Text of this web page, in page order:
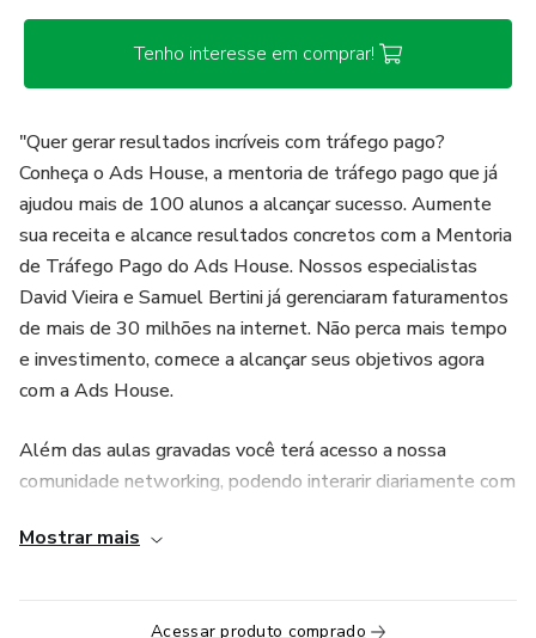
Tenho interesse em comprar!
"Quer gerar resultados incríveis com tráfego pago?
Conheça o Ads House, a mentoria de tráfego pago que já
ajudou mais de 100 alunos a alcançar sucesso. Aumente
sua receita e alcance resultados concretos com a Mentoria
de Tráfego Pago do Ads House. Nossos especialistas
David Vieira e Samuel Bertini já gerenciaram faturamentos
de mais de 30 milhões na internet. Não perca mais tempo
e investimento, comece a alcançar seus objetivos agora
com a Ads House.
Além das aulas gravadas você terá acesso a nossa
comunidade networking, podendo interarir diariamente com
Mostrar mais
Acessar produto comprado